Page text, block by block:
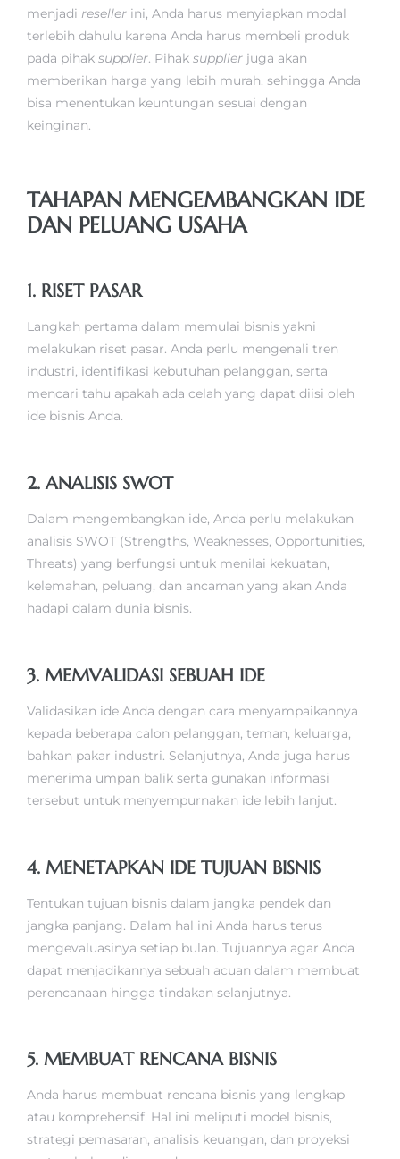
menjadi reseller ini, Anda harus menyiapkan modal
terlebih dahulu karena Anda harus membeli produk
pada pihak supplier. Pihak supplier juga akan
memberikan harga yang lebih murah. sehingga Anda
bisa menentukan keuntungan sesuai dengan
keinginan.
TAHAPAN MENGEMBANGKAN IDE
DAN PELUANG USAHA
1. RISET PASAR
Langkah pertama dalam memulai bisnis yakni
melakukan riset pasar. Anda perlu mengenali tren
industri, identifikasi kebutuhan pelanggan, serta
mencari tahu apakah ada celah yang dapat diisi oleh
ide bisnis Anda.
2. ANALISIS SWOT
Dalam mengembangkan ide, Anda perlu melakukan
analisis SWOT (Strengths, Weaknesses, Opportunities,
Threats) yang berfungsi untuk menilai kekuatan,
kelemahan, peluang, dan ancaman yang akan Anda
hadapi dalam dunia bisnis.
3. MEMVALIDASI SEBUAH IDE
Validasikan ide Anda dengan cara menyampaikannya
kepada beberapa calon pelanggan, teman, keluarga,
bahkan pakar industri. Selanjutnya, Anda juga harus
menerima umpan balik serta gunakan informasi
tersebut untuk menyempurnakan ide lebih lanjut.
4. MENETAPKAN IDE TUJUAN BISNIS
Tentukan tujuan bisnis dalam jangka pendek dan
jangka panjang. Dalam hal ini Anda harus terus
mengevaluasinya setiap bulan. Tujuannya agar Anda
dapat menjadikannya sebuah acuan dalam membuat
perencanaan hingga tindakan selanjutnya.
5. MEMBUAT RENCANA BISNIS
Anda harus membuat rencana bisnis yang lengkap
atau komprehensif. Hal ini meliputi model bisnis,
strategi pemasaran, analisis keuangan, dan proyeksi